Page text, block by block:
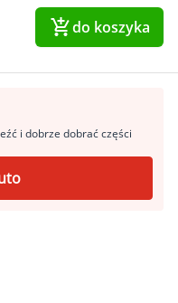
do koszyka
i dobrze dobrać części